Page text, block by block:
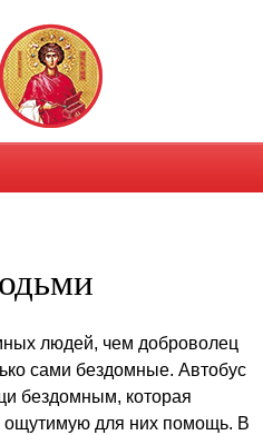
людей, чем доброволец
сами бездомные. Автобус
бездомным, которая
ощутимую для них помощь. В